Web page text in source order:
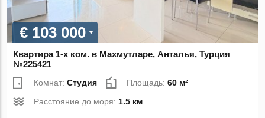
€ 103 000
Квартира 1-х ком. в Махмутларе, Анталья, Турция
№225421
Комнат:Студия Площадь:60 м²
Расстояние до моря: 1.5 км